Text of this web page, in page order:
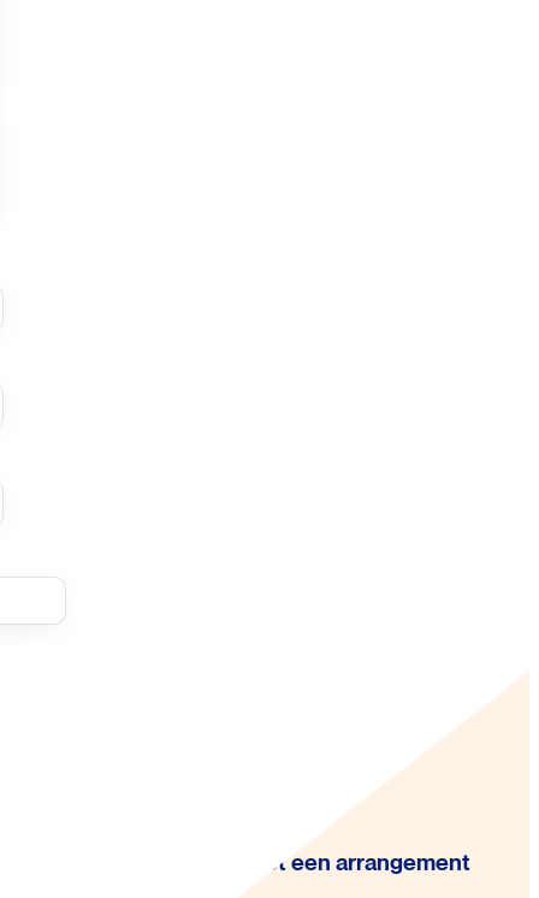
Maak je dag compleet met een arrangement